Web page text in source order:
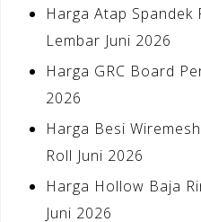
Harga Atap
Lembar Juni 2026
Harga GRC Board
2026
Harga Besi
Roll Juni 2026
Harga Hollow Baja
Juni 2026